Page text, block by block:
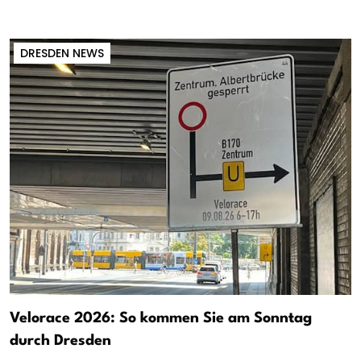
DRESDEN NEWS
Velorace 2026: So kommen Sie am Sonntag
durch Dresden